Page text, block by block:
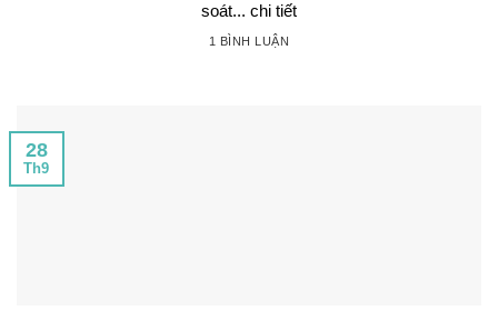
soát... chi tiết
1 BÌNH LUẬN
28
Th9